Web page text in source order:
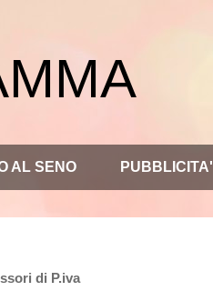
AL SENO PUBBLICITA'
di P.iva